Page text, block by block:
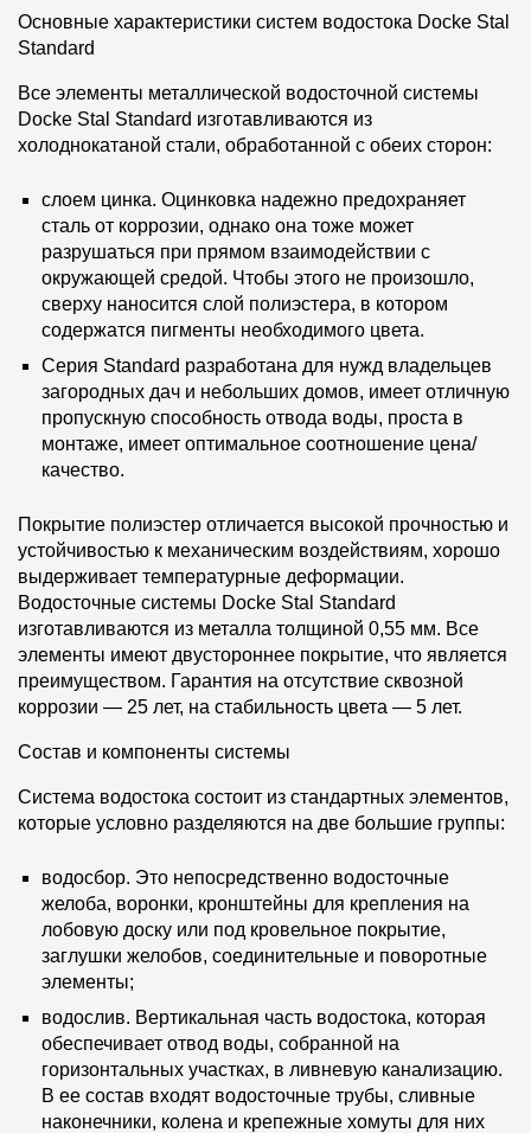
Основные характеристики систем водостока Docke Stal
Standard
Все элементы металлической водосточной системы
Docke Stal Standard изготавливаются из
холоднокатаной стали, обработанной с обеих сторон:
слоем цинка. Оцинковка надежно предохраняет
сталь от коррозии, однако она тоже может
разрушаться при прямом взаимодействии с
окружающей средой. Чтобы этого не произошло,
сверху наносится слой полиэстера, в котором
содержатся пигменты необходимого цвета.
Серия Standard разработана для нужд владельцев
загородных дач и небольших домов, имеет отличную
пропускную способность отвода воды, проста в
монтаже, имеет оптимальное соотношение цена/
качество.
Покрытие полиэстер отличается высокой прочностью и
устойчивостью к механическим воздействиям, хорошо
выдерживает температурные деформации.
Водосточные системы Docke Stal Standard
изготавливаются из металла толщиной 0,55 мм. Все
элементы имеют двустороннее покрытие, что является
преимуществом. Гарантия на отсутствие сквозной
коррозии — 25 лет, на стабильность цвета — 5 лет.
Состав и компоненты системы
Система водостока состоит из стандартных элементов,
которые условно разделяются на две большие группы:
водосбор. Это непосредственно водосточные
желоба, воронки, кронштейны для крепления на
лобовую доску или под кровельное покрытие,
заглушки желобов, соединительные и поворотные
элементы;
водослив. Вертикальная часть водостока, которая
обеспечивает отвод воды, собранной на
горизонтальных участках, в ливневую канализацию.
В ее состав входят водосточные трубы, сливные
наконечники, колена и крепежные хомуты для них